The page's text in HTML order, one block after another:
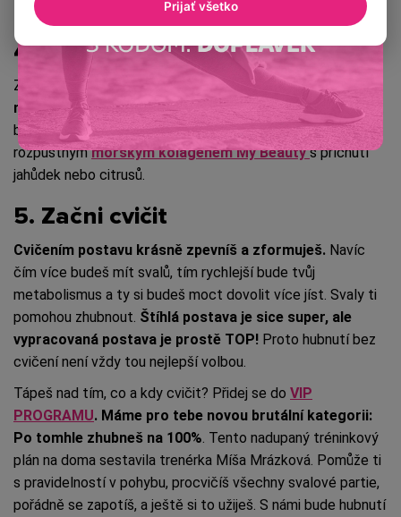
4. Dodržuj pitný režim
Zaměř se na dostatečný příjem tekutin. Ale pozor!
na mysli čistou vodu, nikoliv slazené limonády
a vyhnout
by ses měla také alkoholu. Svůj pitný režim můžeš doplnit
rozpustnýmmořským kolagenem My Beauty s příchutí
jahůdek nebo citrusů.
5. Začni cvičit
Cvičením postavu krásně zpevníš a zformuješ. Navíc
čím více budeš mít svalů, tím rychlejší bude tvůj
metabolismus a ty si budeš moct dovolit více jíst. Svaly ti
pomohou zhubnout. Štíhlá postava je sice super, ale
vypracovaná postava je prostě TOP! Proto hubnutí bez
cvičení není vždy tou nejlepší volbou.
Tápeš nad tím, co a kdy cvičit? Přidej se do VIP
PROGRAMU. Máme pro tebe novou brutální kategorii:
Po tomhle zhubneš na 100% . Tento nadupaný tréninkový
plán na doma sestavila trenérka Míša Mrázková. Pomůže ti
s pravidelností v pohybu, procvičíš všechny svalové partie,
pořádně se zapotíš, a ještě si to užiješ. S námi bude hubnutí
Prijať všetko